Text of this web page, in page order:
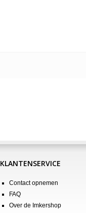
KLANTENSERVICE
Contact opnemen
FAQ
Over de Imkershop